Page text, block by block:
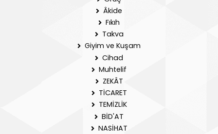
Âkide
Fıkıh
Takva
Giyim ve Kuşam
Cihad
Muhtelif
ZEKÂT
TİCARET
TEMİZLİK
BİD'AT
NASİHAT